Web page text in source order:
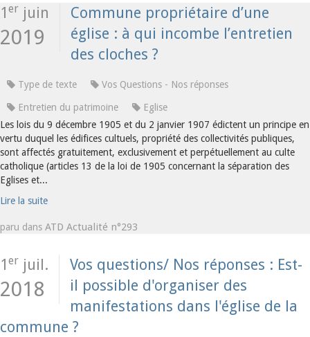
1 er juin
2019
Commune propriétaire d’une
église : à qui incombe l’entretien
des cloches ?
Type de texte Vos Questions - Nos réponses
Entretien du patrimoine
Eglise
Les lois du 9 décembre 1905 et du 2 janvier 1907 édictent un principe en
vertu duquel les édifices cultuels, propriété des collectivités publiques,
sont affectés gratuitement, exclusivement et perpétuellement au culte
catholique (articles 13 de la loi de 1905 concernant la séparation des
Eglises et...
Lire la suite
paru dans ATD Actualité n°293
1 er juil.
2018
Vos questions/ Nos réponses : Est-
il possible d'organiser des
manifestations dans l'église de la
commune ?